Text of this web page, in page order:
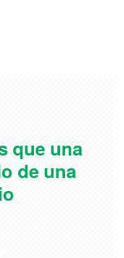
que una
de una